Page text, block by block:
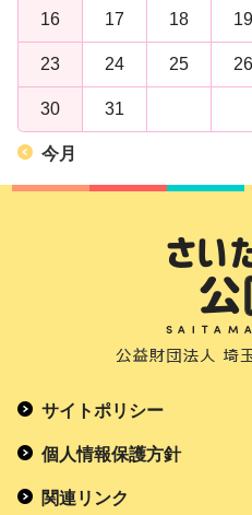
16 17 18 19
23 24 25 26
30 31
今月
サイトポリシー
個人情報保護方針
関連リンク